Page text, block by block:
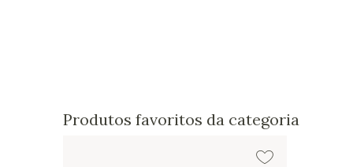
Produtos favoritos da categoria